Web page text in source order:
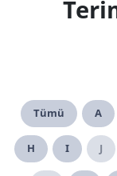
Tümü A
H I J